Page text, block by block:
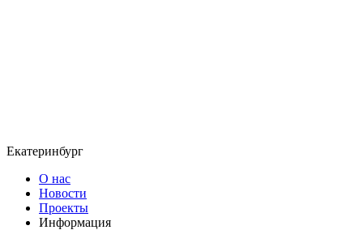
Екатеринбург
О нас
Новости
Проекты
Информация